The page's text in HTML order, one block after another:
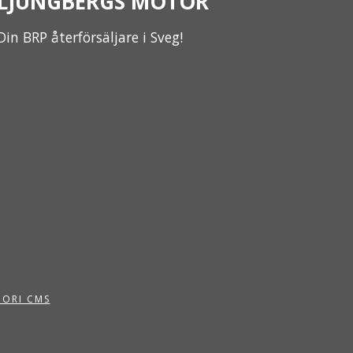
BRP återförsäljare i Sveg!
CMS